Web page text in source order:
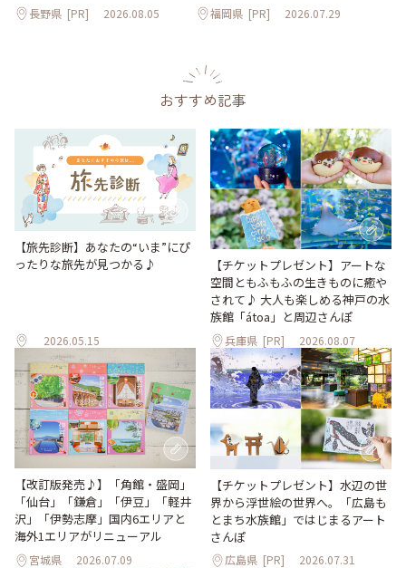
長野県 [PR] 2026.08.05 福岡県 [PR] 2026.07.29
おすすめ記事
【旅先診断】あなたの“いま”にぴ
ったりな旅先が見つかる♪
2026.05.15
【チケットプレゼント】アートな
空間ともふもふの生きものに癒や
されて♪ 大人も楽しめる神戸の水
族館「átoa」と周辺さんぽ
兵庫県 [PR] 2026.08.07
【改訂版発売♪】「角館・盛岡」
「仙台」「鎌倉」「伊豆」「軽井
沢」「伊勢志摩」国内6エリアと
海外1エリアがリニューアル
宮城県 2026.07.09
【チケットプレゼント】水辺の世
界から浮世絵の世界へ。「広島も
とまち水族館」ではじまるアート
さんぽ
広島県 [PR] 2026.07.31